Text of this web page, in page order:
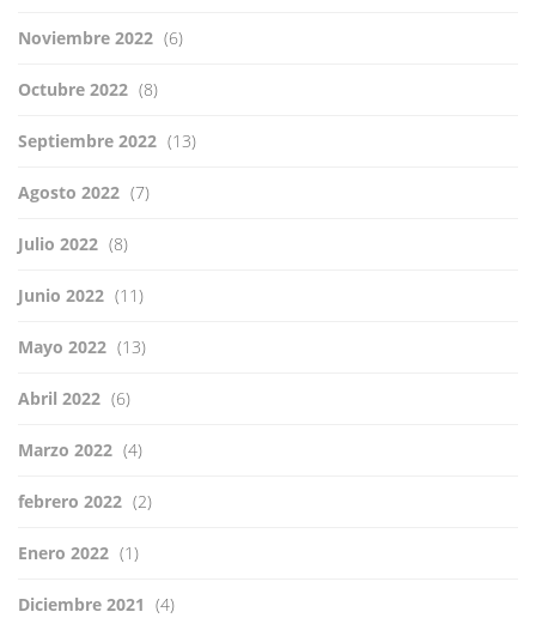
Noviembre 2022 (6)
Octubre 2022 (8)
Septiembre 2022 (13)
Agosto 2022 (7)
Julio 2022 (8)
Junio 2022 (11)
Mayo 2022 (13)
Abril 2022 (6)
Marzo 2022 (4)
febrero 2022 (2)
Enero 2022 (1)
Diciembre 2021 (4)